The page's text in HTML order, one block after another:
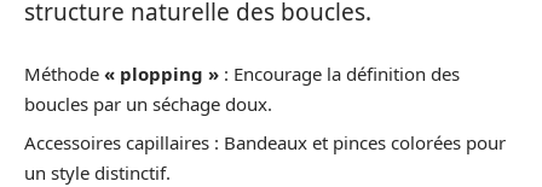
structure naturelle des boucles.
Méthode « plopping » : Encourage la définition des
boucles par un séchage doux.
Accessoires capillaires : Bandeaux et pinces colorées pour
un style distinctif.